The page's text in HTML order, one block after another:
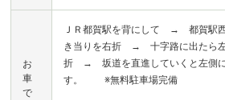
お
車
で
ＪＲ都賀駅を背にして → 都賀
き当りを右折 → 十字路に出た
折 → 坂道を直進していくと左側に
す。 ※無料駐車場完備